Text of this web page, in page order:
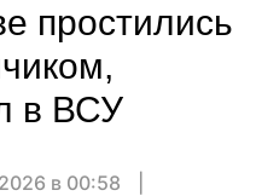
простились
в ВСУ
в 00:58